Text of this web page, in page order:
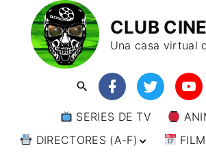
CLUB
Una casa virtual
SERIES DE TV
DIRECTORES (A-F)